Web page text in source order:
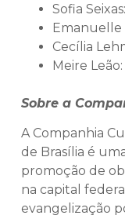
Sofia
Emanuelle
Cecília
Meire
Sobre a
A Companhia
de Brasília é
promoção de
na capital
evangelização